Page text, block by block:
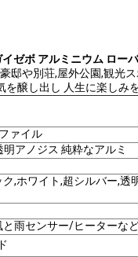
ゼボ アルミニウム ロー
邸や別荘,屋外公園,観
醸し出し 人生に楽しみ
ァイル
アノジス 純粋なアルミ
,ホワイト,超シルバー,透
雨センサー/ヒーターな